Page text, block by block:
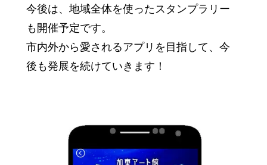
今後は、地域全体を使ったスタンプラリー
も開催予定です。
市内外から愛されるアプリを目指して、今
後も発展を続けていきます！